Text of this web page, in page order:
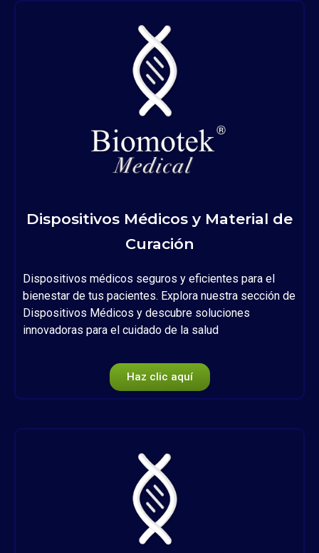
Dispositivos Médicos y Material de
Curación
Dispositivos médicos seguros y eficientes para el
bienestar de tus pacientes. Explora nuestra sección de
Dispositivos Médicos y descubre soluciones
innovadoras para el cuidado de la salud
Haz clic aquí